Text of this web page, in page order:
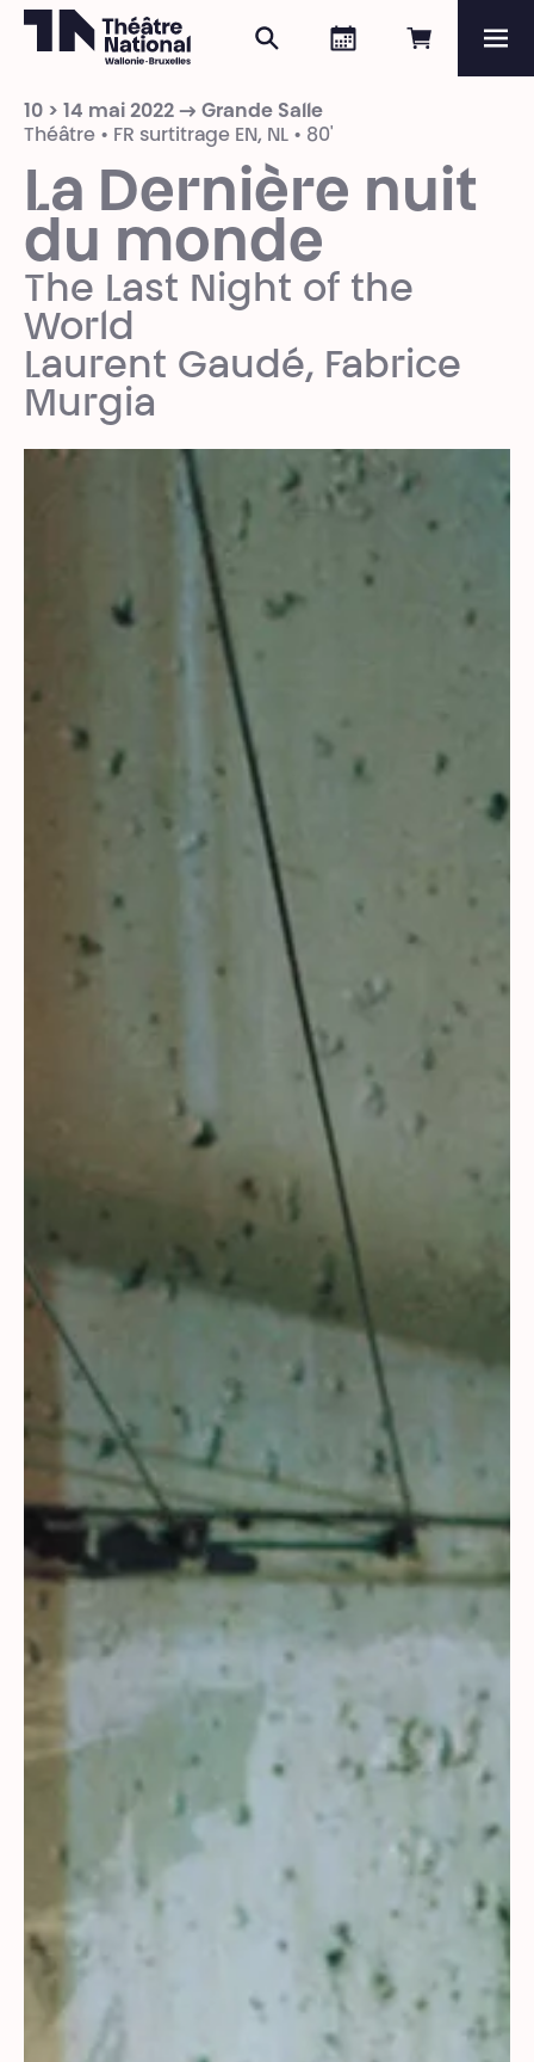
Réserver
Agenda
Rechercher
Programme
10 > 14 mai 2022 → Grande Salle
Théâtre • FR surtitrage EN, NL • 80'
La Dernière nuit
du monde
The Last Night of the
World
Laurent Gaudé, Fabrice
Murgia